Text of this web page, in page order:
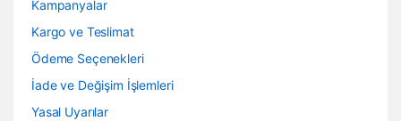
Kampanyalar
Kargo ve Teslimat
Ödeme Seçenekleri
İade ve Değişim İşlemleri
Yasal Uyarılar